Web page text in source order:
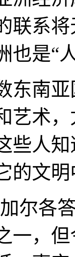
联系
也是“
东南
艺术
些人
的文
尔各
一，